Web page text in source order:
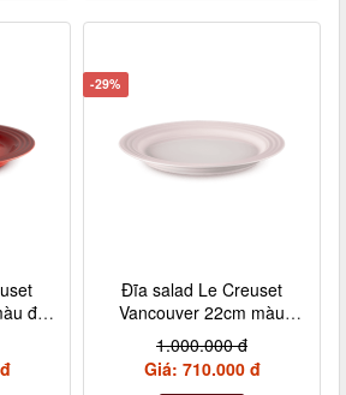
đỏ
-29%
Đĩa salad Le Creuset
Vancouver 22cm màu
hồng vỏ sò
1.000.000 đ
Giá: 710.000 đ